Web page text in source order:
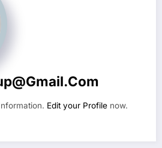
Edit your Profile now.